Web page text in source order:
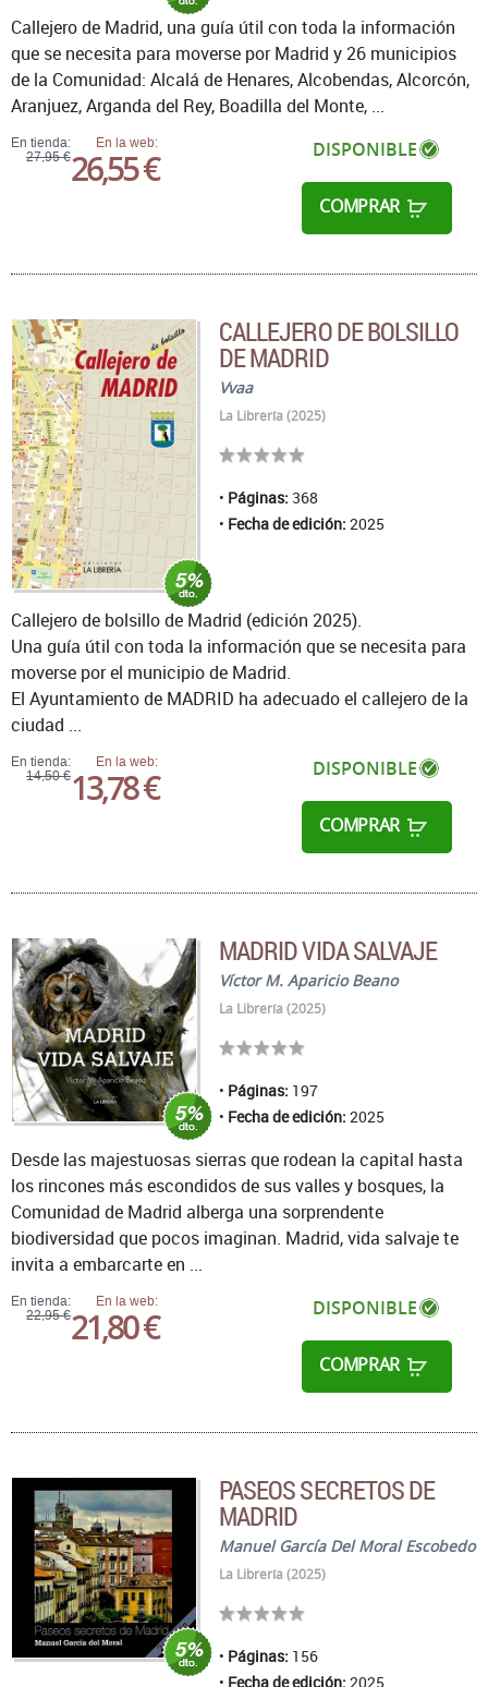
En tienda:
27,95 €
En la web:
26,55 € DISPONIBLE
COMPRAR
Callejero de Madrid, una guía útil con toda la información
que se necesita para moverse por Madrid y 26 municipios
de la Comunidad: Alcalá de Henares, Alcobendas, Alcorcón,
Aranjuez, Arganda del Rey, Boadilla del Monte, ...
CALLEJERO DE BOLSILLO
DE MADRID
Vvaa
La Librería (2025)
Páginas: 368
Fecha de edición: 2025
En tienda:
14,50 €
En la web:
13,78 € DISPONIBLE
COMPRAR
Callejero de bolsillo de Madrid (edición 2025).
Una guía útil con toda la información que se necesita para
moverse por el municipio de Madrid.
El Ayuntamiento de MADRID ha adecuado el callejero de la
ciudad ...
MADRID VIDA SALVAJE
Víctor M. Aparicio Beano
La Librería (2025)
Páginas: 197
Fecha de edición: 2025
En tienda:
22,95 €
En la web:
21,80 € DISPONIBLE
COMPRAR
Desde las majestuosas sierras que rodean la capital hasta
los rincones más escondidos de sus valles y bosques, la
Comunidad de Madrid alberga una sorprendente
biodiversidad que pocos imaginan. Madrid, vida salvaje te
invita a embarcarte en ...
PASEOS SECRETOS DE
MADRID
Manuel García Del Moral Escobedo
La Librería (2025)
Páginas: 156
Fecha de edición: 2025